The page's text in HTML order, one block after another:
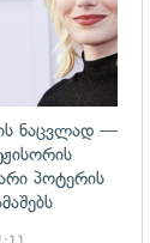
ნაცვლად —
პოტერის